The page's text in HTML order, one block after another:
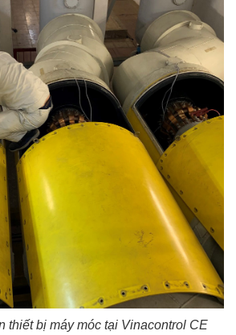
thiết bị máy móc tại Vinacontrol CE